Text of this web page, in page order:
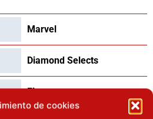
de cookies
Marvel
Diamond Selects
Figuras